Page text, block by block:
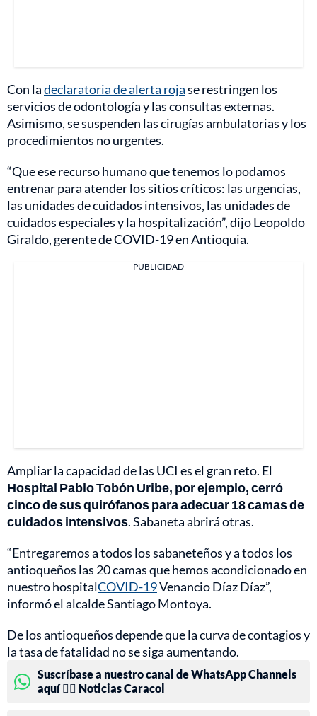
Con ladeclaratoria de alerta rojase restringen los
servicios de odontología y las consultas externas.
Asimismo, se suspenden las cirugías ambulatorias y los
procedimientos no urgentes.
“Que ese recurso humano que tenemos lo podamos
entrenar para atender los sitios críticos: las urgencias,
las unidades de cuidados intensivos, las unidades de
cuidados especiales y la hospitalización”, dijo Leopoldo
Giraldo, gerente de COVID-19 en Antioquia.
PUBLICIDAD
Ampliar la capacidad de las UCI es el gran reto. El
Hospital Pablo Tobón Uribe, por ejemplo, cerró
cinco de sus quirófanos para adecuar 18 camas de
cuidados intensivos. Sabaneta abrirá otras.
“Entregaremos a todos los sabaneteños y a todos los
antioqueños las 20 camas que hemos acondicionado en
nuestro hospitalCOVID-19Venancio Díaz Díaz”,
informó el alcalde Santiago Montoya.
De los antioqueños depende que la curva de contagios y
la tasa de fatalidad no se siga aumentando.
Suscríbase a nuestro canal de WhatsApp Channels
aquí 👉🏻 Noticias Caracol